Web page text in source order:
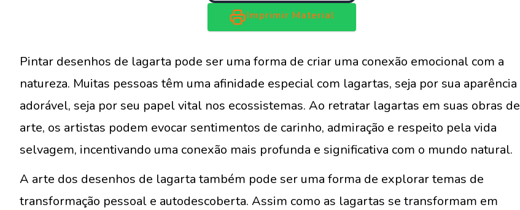
Imprimir Material
Pintar desenhos de lagarta pode ser uma forma de criar uma conexão emocional com a
natureza. Muitas pessoas têm uma afinidade especial com lagartas, seja por sua aparência
adorável, seja por seu papel vital nos ecossistemas. Ao retratar lagartas em suas obras de
arte, os artistas podem evocar sentimentos de carinho, admiração e respeito pela vida
selvagem, incentivando uma conexão mais profunda e significativa com o mundo natural.
A arte dos desenhos de lagarta também pode ser uma forma de explorar temas de
transformação pessoal e autodescoberta. Assim como as lagartas se transformam em